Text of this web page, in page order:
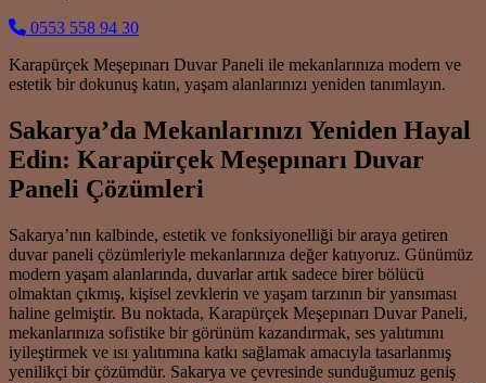
0553 558 94 30
Karapürçek Meşepınarı Duvar Paneli ile mekanlarınıza modern ve
estetik bir dokunuş katın, yaşam alanlarınızı yeniden tanımlayın.
Sakarya’da Mekanlarınızı Yeniden Hayal
Edin: Karapürçek Meşepınarı Duvar
Paneli Çözümleri
Sakarya’nın kalbinde, estetik ve fonksiyonelliği bir araya getiren
duvar paneli çözümleriyle mekanlarınıza değer katıyoruz. Günümüz
modern yaşam alanlarında, duvarlar artık sadece birer bölücü
olmaktan çıkmış, kişisel zevklerin ve yaşam tarzının bir yansıması
haline gelmiştir. Bu noktada, Karapürçek Meşepınarı Duvar Paneli,
mekanlarınıza sofistike bir görünüm kazandırmak, ses yalıtımını
iyileştirmek ve ısı yalıtımına katkı sağlamak amacıyla tasarlanmış
yenilikçi bir çözümdür. Sakarya ve çevresinde sunduğumuz geniş